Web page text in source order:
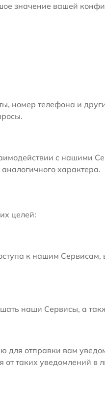
значение вашей
номер телефона и
с нашими
характера.
целей:
к нашим
наши Сервисы, а
отправки вам
таких уведомлений в